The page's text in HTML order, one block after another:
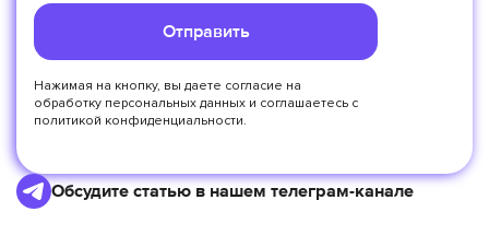
Отправить
Нажимая на кнопку, вы даете согласие на
обработку персональных данных и соглашаетесь с
политикой конфиденциальности.
Обсудите статью в нашем телеграм-канале